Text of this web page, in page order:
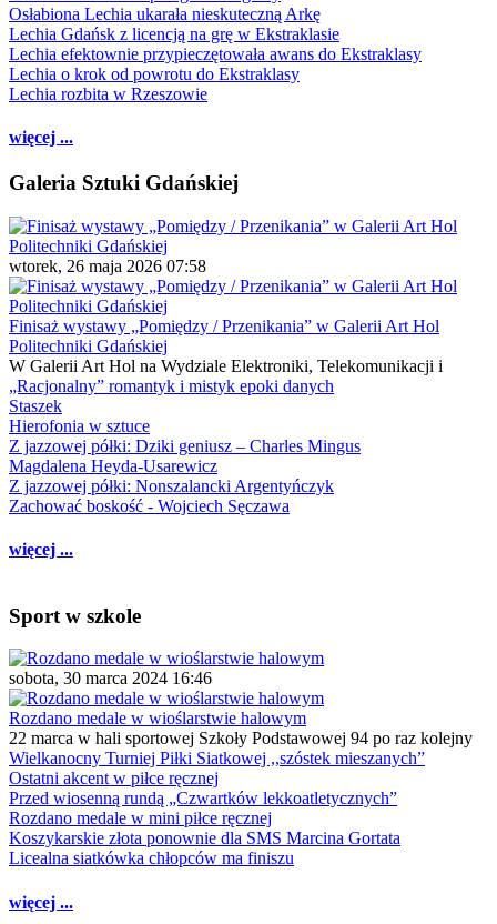
Osłabiona Lechia ukarała nieskuteczną Arkę
Lechia Gdańsk z licencją na grę w Ekstraklasie
Lechia efektownie przypieczętowała awans do Ekstraklasy
Lechia o krok od powrotu do Ekstraklasy
Lechia rozbita w Rzeszowie
więcej ...
Galeria Sztuki Gdańskiej
wtorek, 26 maja 2026 07:58
Finisaż wystawy „Pomiędzy / Przenikania” w Galerii Art Hol
Politechniki Gdańskiej
W Galerii Art Hol na Wydziale Elektroniki, Telekomunikacji i
„Racjonalny” romantyk i mistyk epoki danych
Staszek
Hierofonia w sztuce
Z jazzowej półki: Dziki geniusz – Charles Mingus
Magdalena Heyda-Usarewicz
Z jazzowej półki: Nonszalancki Argentyńczyk
Zachować boskość - Wojciech Sęczawa
więcej ...
Sport w szkole
sobota, 30 marca 2024 16:46
Rozdano medale w wioślarstwie halowym
22 marca w hali sportowej Szkoły Podstawowej 94 po raz kolejny
Wielkanocny Turniej Piłki Siatkowej ,,szóstek mieszanych”
Ostatni akcent w piłce ręcznej
Przed wiosenną rundą „Czwartków lekkoatletycznych”
Rozdano medale w mini piłce ręcznej
Koszykarskie złota ponownie dla SMS Marcina Gortata
Licealna siatkówka chłopców ma finiszu
więcej ...